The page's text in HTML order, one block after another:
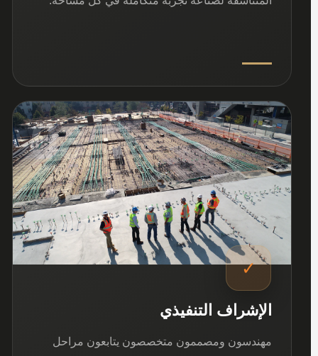
03
✓
الإشراف التنفيذي
مهندسون ومصممون متخصصون يتابعون مراحل